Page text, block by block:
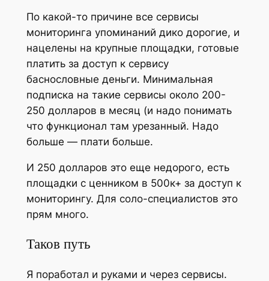
По какой-то причине все сервисы
мониторинга упоминаний дико дорогие, и
нацелены на крупные площадки, готовые
платить за доступ к сервису
баснословные деньги. Минимальная
подписка на такие сервисы около 200-
250 долларов в месяц (и надо понимать
что функционал там урезанный. Надо
больше — плати больше.
И 250 долларов это еще недорого, есть
площадки с ценником в 500к+ за доступ к
мониторингу. Для соло-специалистов это
прям много.
Таков путь
Я поработал и руками и через сервисы.